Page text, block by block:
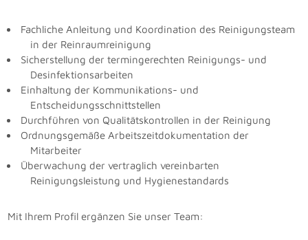
Fachliche Anleitung und Koordination des Reinigungsteam
in der Reinraumreinigung
Sicherstellung der termingerechten Reinigungs- und
Desinfektionsarbeiten
Einhaltung der Kommunikations- und
Entscheidungsschnittstellen
Durchführen von Qualitätskontrollen in der Reinigung
Ordnungsgemäße Arbeitszeitdokumentation der
Mitarbeiter
Überwachung der vertraglich vereinbarten
Reinigungsleistung und Hygienestandards
Mit Ihrem Profil ergänzen Sie unser Team: